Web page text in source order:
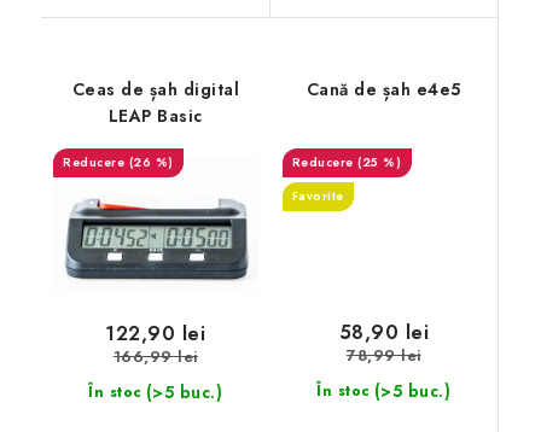
Ceas de șah digital
LEAP Basic
(26 %)
În stoc (>5 buc.)
122,90 lei
166,99 lei
Cană de șah e4e5
(25 %)
Favorite
În stoc (>5 buc.)
58,90 lei
78,99 lei